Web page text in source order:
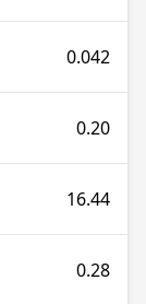
0.042
0.20
16.44
0.28